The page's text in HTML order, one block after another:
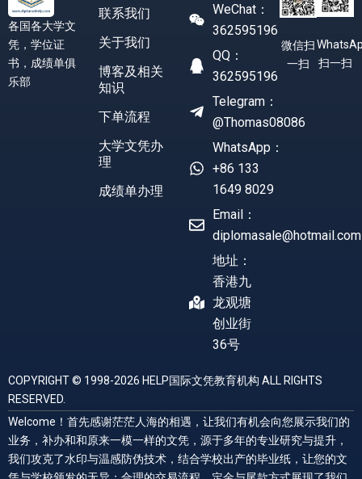
各国各大学文
凭，学位证
书，成绩单俱
乐部
联系我们
关于我们
博客及相关
知识
下单流程
大学文凭办
理
成绩单办理
WeChat：
362595196
QQ：
362595196
Telegram：
@Thomas08086
WhatsApp：
+86 133
1649 8029
Email：
diplomasale@hotmail.com
地址：
香港九
龙观塘
创业街
36号
微信扫
一扫
扫一扫
COPYRIGHT © 1998-2026 HELP国际文凭教育机构 ALL RIGHTS
RESERVED.
Welcome！首先感谢茫茫人海的相遇，让我们有机会向您展示我们的
业务，补办和和原来一模一样的文凭，源于多年的专业研究与提升，
我们攻克了水印与温感防伪技术，结合学校出产的毕业纸，让您的文